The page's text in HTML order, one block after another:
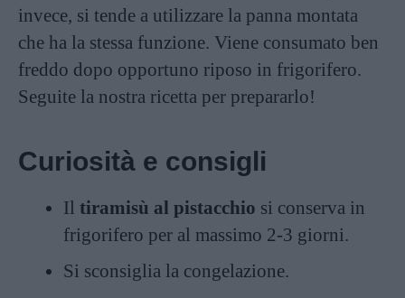
invece, si tende a utilizzare la panna montata
che ha la stessa funzione. Viene consumato ben
freddo dopo opportuno riposo in frigorifero.
Seguite la nostra ricetta per prepararlo!
Curiosità e consigli
Il tiramisù al pistacchio si conserva in
frigorifero per al massimo 2-3 giorni.
Si sconsiglia la congelazione.